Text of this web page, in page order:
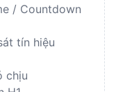
/ Countdown
tín hiệu
chịu